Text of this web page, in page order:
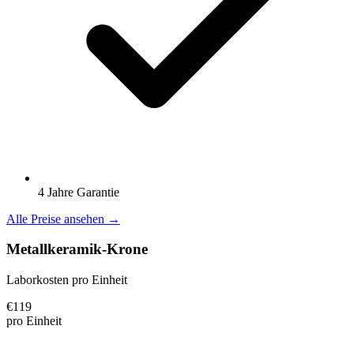
4 Jahre Garantie
Alle Preise ansehen →
Metallkeramik-Krone
Laborkosten pro Einheit
€119
pro Einheit